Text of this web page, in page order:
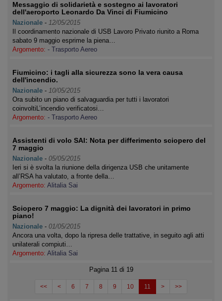
Messaggio di solidarietà e sostegno ai lavoratori
dell'aeroporto Leonardo Da Vinci di Fiumicino
Nazionale - 12/05/2015
Il coordinamento nazionale di USB Lavoro Privato riunito a Roma
sabato 9 maggio esprime la piena…
Argomento: - Trasporto Aereo
Fiumicino: i tagli alla sicurezza sono la vera causa
dell'incendio.
Nazionale - 10/05/2015
Ora subito un piano di salvaguardia per tutti i lavoratori
coinvoltiL’incendio verificatosi…
Argomento: - Trasporto Aereo
Assistenti di volo SAI: Nota per differimento sciopero del
7 maggio
Nazionale - 05/05/2015
Ieri si è svolta la riunione della dirigenza USB che unitamente
all’RSA ha valutato, a fronte della…
Argomento: Alitalia Sai
Sciopero 7 maggio: La dignità dei lavoratori in primo
piano!
Nazionale - 01/05/2015
Ancora una volta, dopo la ripresa delle trattative, in seguito agli atti
unilaterali compiuti…
Argomento: Alitalia Sai
Pagina 11 di 19
<< < 6 7 8 9 10 11 > >>